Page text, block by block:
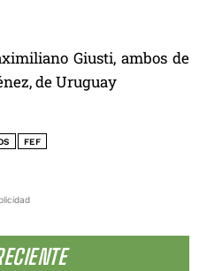
Giusti, ambos de
de Uruguay
FEF